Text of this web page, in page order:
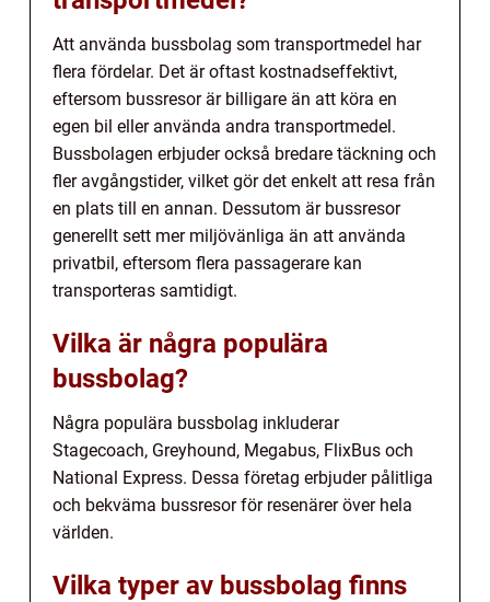
Att använda bussbolag som transportmedel har
flera fördelar. Det är oftast kostnadseffektivt,
eftersom bussresor är billigare än att köra en
egen bil eller använda andra transportmedel.
Bussbolagen erbjuder också bredare täckning och
fler avgångstider, vilket gör det enkelt att resa från
en plats till en annan. Dessutom är bussresor
generellt sett mer miljövänliga än att använda
privatbil, eftersom flera passagerare kan
transporteras samtidigt.
Vilka är några populära
bussbolag?
Några populära bussbolag inkluderar
Stagecoach, Greyhound, Megabus, FlixBus och
National Express. Dessa företag erbjuder pålitliga
och bekväma bussresor för resenärer över hela
världen.
Vilka typer av bussbolag finns